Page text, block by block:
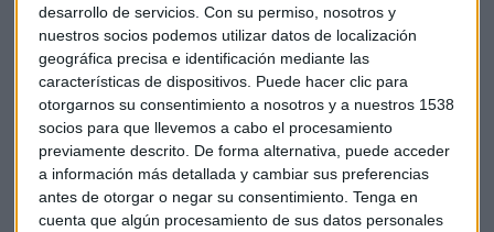
desarrollo de servicios. Con su permiso, nosotros y
nuestros socios podemos utilizar datos de localización
geográfica precisa e identificación mediante las
características de dispositivos. Puede hacer clic para
otorgarnos su consentimiento a nosotros y a nuestros 1538
socios para que llevemos a cabo el procesamiento
previamente descrito. De forma alternativa, puede acceder
a información más detallada y cambiar sus preferencias
antes de otorgar o negar su consentimiento. Tenga en
cuenta que algún procesamiento de sus datos personales
Los perfiles de los animales incluyentodo tipo de
información. Por supuesto, una foto del animal en cuestión
que cuanto más guapo salga, mas oportunidades tiene
claro. Pero no solo eso, es que hay más información del
individuo en cuestión que en el Tinder para humanos. Por
ejemplo, si hablamos de una vaca, podemos saber el
rendimiento de su leche o cuántas proteínas tiene.